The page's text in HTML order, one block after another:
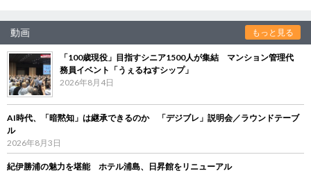
動画 もっと見る
「100歳現役」目指すシニア1500人が集結 マンション管理代
務員イベント「うぇるねすシップ」
2026年8月4日
AI時代、「暗黙知」は継承できるのか 「デジブレ」説明会／ラウンドテーブ
ル
2026年8月3日
紀伊勝浦の魅力を堪能 ホテル浦島、日昇館をリニューアル